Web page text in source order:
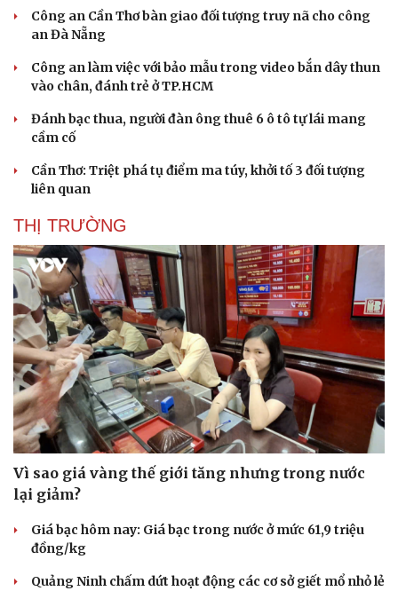
Văn hóa
Sân khấu - Điện ảnh
Văn học
Âm nhạc
Di sản
Giải trí
Nghệ sĩ
Thời trang
Sao Việt
Công an Cần Thơ bàn giao đối tượng truy nã cho công
an Đà Nẵng
Công an làm việc với bảo mẫu trong video bắn dây thun
vào chân, đánh trẻ ở TP.HCM
Đánh bạc thua, người đàn ông thuê 6 ô tô tự lái mang
cầm cố
Cần Thơ: Triệt phá tụ điểm ma túy, khởi tố 3 đối tượng
liên quan
THỊ TRƯỜNG
Vì sao giá vàng thế giới tăng nhưng trong nước
lại giảm?
Giá bạc hôm nay: Giá bạc trong nước ở mức 61,9 triệu
đồng/kg
Quảng Ninh chấm dứt hoạt động các cơ sở giết mổ nhỏ lẻ